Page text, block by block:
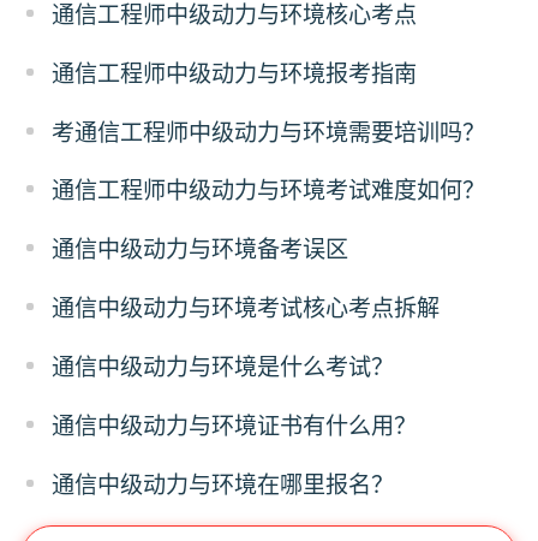
通信工程师中级动力与环境核心考点
通信工程师中级动力与环境报考指南
考通信工程师中级动力与环境需要培训吗？
通信工程师中级动力与环境考试难度如何？
通信中级动力与环境备考误区
通信中级动力与环境考试核心考点拆解
通信中级动力与环境是什么考试？
通信中级动力与环境证书有什么用？
通信中级动力与环境在哪里报名？